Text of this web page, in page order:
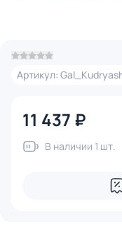
Артикул:
11 437 ₽
В наличии 1 шт.